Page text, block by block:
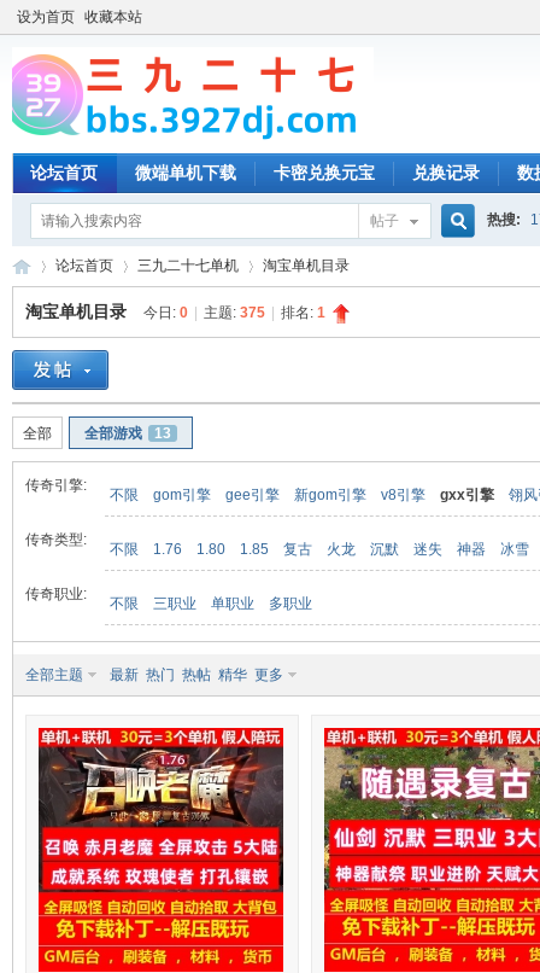
设为首页 收藏本站
论坛首页 微端单机下载 卡密兑换元宝 兑换记录 数
帖子 热搜:
»
论坛首页 三九二十七单机 淘宝单机目录
淘宝单机目录 今日: 0 主题: 375 排名: 1
全部 全部游戏 13
传奇引擎:
不限 gom引擎 gee引擎 新gom引擎 v8引擎 gxx引擎 翎
传奇类型:
不限 1.76 1.80 1.85 复古 火龙 沉默 迷失 神器 冰雪
传奇职业:
不限 三职业 单职业 多职业
全部主题 最新 热门 热帖 精华 更多